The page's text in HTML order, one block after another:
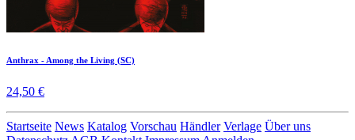
Anthrax - Among the Living (SC)
24,50 €
Startseite News Katalog Vorschau Händler Verlage Über uns